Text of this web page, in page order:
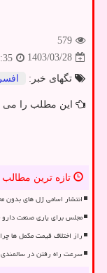
579
1403/03/28
تگهای خبر:
این مطلب را می
تازه ترین
انتشار اسامی ژل های
مجلس برای یاری صنعت
راز اختلاف قیمت مکمل ها
سرعت راه رفتن در سالمندی